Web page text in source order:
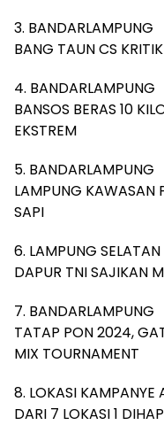
3. BANDARLAMPUNG
BANG TAUN CS
4. BANDARLAMPUNG
BANSOS BERAS 10
EKSTREM
5. BANDARLAMPUNG
LAMPUNG KAWASAN
SAPI
6. LAMPUNG SELATAN
DAPUR TNI SAJIKAN
7. BANDARLAMPUNG
TATAP PON 2024,
MIX TOURNAMENT
8. LOKASI KAMPANYE
DARI 7 LOKASI 1